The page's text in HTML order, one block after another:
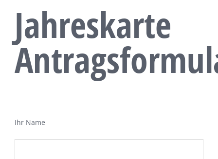
Jahreskarte
Ihr Name